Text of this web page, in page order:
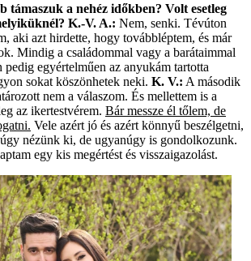
támaszuk a nehéz időkben? Volt esetleg
K.-V. A.: Nem, senki. Tévúton
aki azt hirdette, hogy továbbléptem, és már
Mindig a családommal vagy a barátaimmal
pedig egyértelműen az anyukám tartotta
sokat köszönhetek neki. K. V.: A második
nem a válaszom. És mellettem is a
az ikertestvérem. Bár messze él tőlem, de
Vele azért jó és azért könnyű beszélgetni,
nézünk ki, de ugyanúgy is gondolkozunk.
egy kis megértést és visszaigazolást.